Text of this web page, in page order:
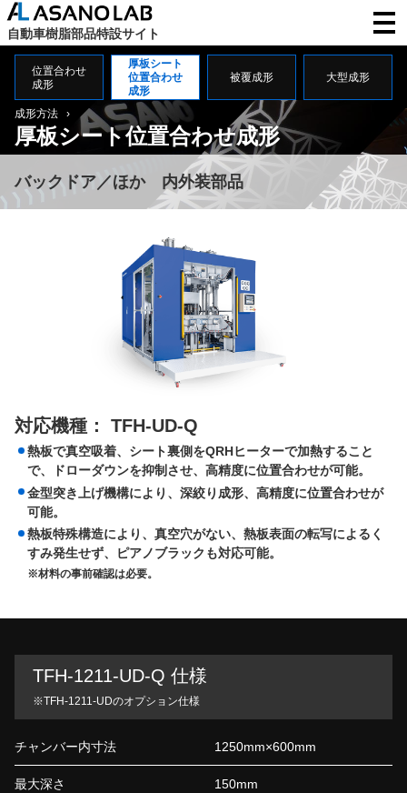
自動車樹脂部品特設サイト
成形方法
厚板シート位置合わせ成形
位置合わせ
成形
厚板シート
位置合わせ
成形
被覆成形 大型成形
バックドア／ほか 内外装部品
対応機種： TFH-UD-Q
熱板で真空吸着、シート裏側をQRHヒーターで加熱すること
で、ドローダウンを抑制させ、高精度に位置合わせが可能。
金型突き上げ機構により、深絞り成形、高精度に位置合わせが
可能。
熱板特殊構造により、真空穴がない、熱板表面の転写によるく
すみ発生せず、ピアノブラックも対応可能。
※材料の事前確認は必要。
TFH-1211-UD-Q 仕様
※TFH-1211-UDのオプション仕様
チャンバー内寸法 1250mm×600mm
最大深さ 150mm